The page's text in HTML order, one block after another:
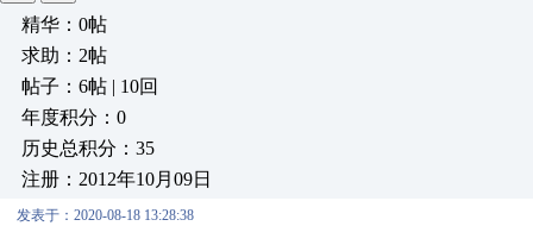
精华：0帖
求助：2帖
帖子：6帖 | 10回
年度积分：0
历史总积分：35
注册：2012年10月09日
发表于：2020-08-18 13:28:38